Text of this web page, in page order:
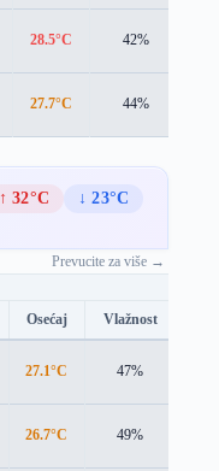
28.5°C 42%
27.7°C 44%
↑ 32°C
↓ 23°C
Prevucite za više →
Osećaj Vlažnost
27.1°C 47%
26.7°C 49%